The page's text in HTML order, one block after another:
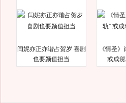
闫妮亦正亦谐占贺岁 喜剧
也要颜值担当
《情圣
或成